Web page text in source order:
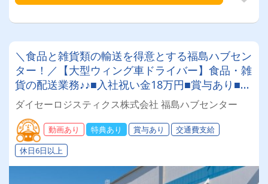
＼食品と雑貨類の輸送を得意とする福島ハブセン
ター！／【大型ウィング車ドライバー】食品・雑
貨の配送業務♪♪■入社祝い金18万円■賞与あり■月
給30万～35万円働きやすい職場認証制度（二つ
星）取得！安心の充実待遇✨
ダイセーロジスティクス株式会社 福島ハブセンター
動画あり 特典あり 賞与あり
交通費支給
休日6日以上